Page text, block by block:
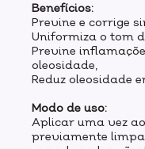
Benefícios:
Previne e corrige
Uniformiza o tom
Previne
oleosidade,
Reduz oleosidade
Modo de uso:
Aplicar uma vez
previamente limpa